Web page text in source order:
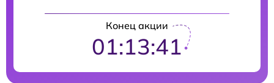
Конец акции
01:13:40